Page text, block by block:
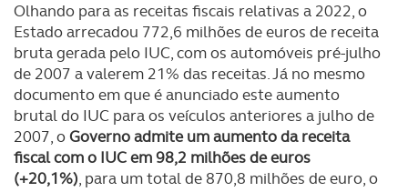
Olhando para as receitas fiscais relativas a 2022, o
Estado arrecadou 772,6 milhões de euros de receita
bruta gerada pelo IUC, com os automóveis pré-julho
de 2007 a valerem 21% das receitas. Já no mesmo
documento em que é anunciado este aumento
brutal do IUC para os veículos anteriores a julho de
2007, oGoverno admite um aumento da receita
fiscal com o IUC em 98,2 milhões de euros
(+20,1%), para um total de 870,8 milhões de euro, o